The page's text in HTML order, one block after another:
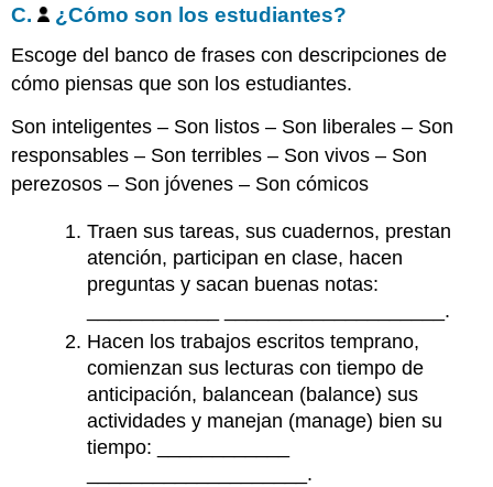
C. ¿Cómo son los estudiantes?
Escoge del banco de frases con descripciones de
cómo piensas que son los estudiantes.
Son inteligentes – Son listos – Son liberales – Son
responsables – Son terribles – Son vivos – Son
perezosos – Son jóvenes – Son cómicos
Traen sus tareas, sus cuadernos, prestan
atención, participan en clase, hacen
preguntas y sacan buenas notas:
____________ ____________________.
Hacen los trabajos escritos temprano,
comienzan sus lecturas con tiempo de
anticipación, balancean (balance)sus
actividades y manejan (manage) bien su
tiempo:
____________________.